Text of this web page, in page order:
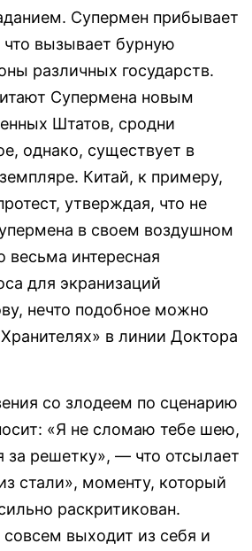
Супермен прибывает
вызывает бурную
различных государств.
Супермена новым
Штатов, сродни
однако, существует в
Китай, к примеру,
утверждая, что не
в своем воздушном
весьма интересная
для экранизаций
нечто подобное можно
в линии Доктора
со злодеем по сценарию
«Я не сломаю тебе шею,
за решетку», — что отсылает
стали», моменту, который
раскритикован.
выходит из себя и